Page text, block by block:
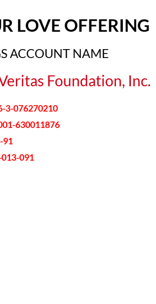
LOVE OFFERING
ACCOUNT NAME
Foundation, Inc.
3-076270210
630011876
91
091